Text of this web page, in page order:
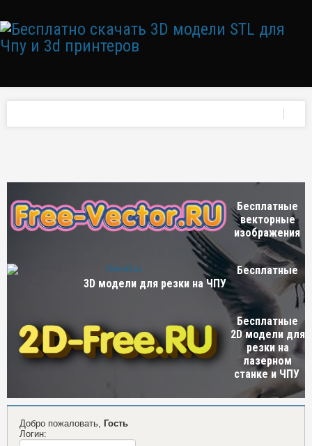
Бесплатные
векторные
изображения
Бесплатные
3D модели для резки на ЧПУ
Бесплатные
2D модели для
резки на
лазерном
станке и ЧПУ
Добро пожаловать,
Гость
Логин: